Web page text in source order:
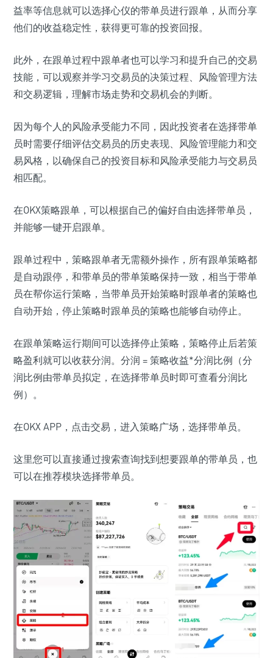
益率等信息就可以选择心仪的带单员进行跟单，从而分享
他们的收益稳定性，获得更可靠的投资回报。
此外，在跟单过程中跟单者也可以学习和提升自己的交易
技能，可以观察并学习交易员的决策过程、风险管理方法
和交易逻辑，理解市场走势和交易机会的判断。
因为每个人的风险承受能力不同，因此投资者在选择带单
员时需要仔细评估交易员的历史表现、风险管理能力和交
易风格，以确保自己的投资目标和风险承受能力与交易员
相匹配。
在OKX策略跟单，可以根据自己的偏好自由选择带单员，
并能够一键开启跟单。
跟单过程中，策略跟单者无需额外操作，所有跟单策略都
是自动跟停，和带单员的带单策略保持一致，相当于带单
员在帮你运行策略，当带单员开始策略时跟单者的策略也
自动开始，停止策略时跟单员的策略也能够自动停止。
在跟单策略运行期间可以选择停止策略，策略停止后若策
略盈利就可以收获分润。分润 = 策略收益*分润比例（分
润比例由带单员拟定，在选择带单员时即可查看分润比
例）。
在OKX APP，点击交易，进入策略广场，选择带单员。
这里您可以直接通过搜索查询找到想要跟单的带单员，也
可以在推荐模块选择带单员。